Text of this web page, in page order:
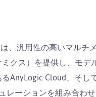
、汎用性の高いマルチ
クス）を提供し、モデ
AnyLogic Cloud、そし
レーションを組み合わ